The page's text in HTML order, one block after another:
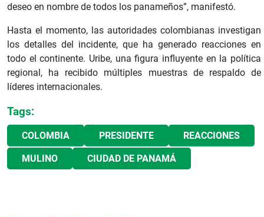
deseo en nombre de todos los panameños”, manifestó.
Hasta el momento, las autoridades colombianas investigan
los detalles del incidente, que ha generado reacciones en
todo el continente. Uribe, una figura influyente en la política
regional, ha recibido múltiples muestras de respaldo de
líderes internacionales.
Tags:
COLOMBIA PRESIDENTE REACCIONES
MULINO CIUDAD DE PANAMÁ